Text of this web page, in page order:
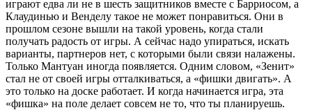
играют едва ли не в шесть защитников вместе с Барриосом, а
Клаудинью и Венделу такое не может понравиться. Они в
прошлом сезоне вышли на такой уровень, когда стали
получать радость от игры. А сейчас надо упираться, искать
варианты, партнеров нет, с которыми были связи налажены.
Только Мантуан иногда появляется. Одним словом, «Зенит»
стал не от своей игры отталкиваться, а «фишки двигать». А
это только на доске работает. И когда начинается игра, эта
«фишка» на поле делает совсем не то, что ты планируешь.